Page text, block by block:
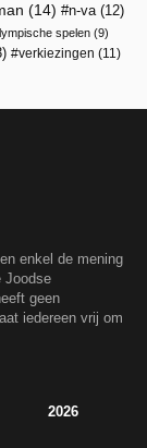
(14) n-va (12)
spelen (9)
verkiezingen (11)
enkel de mening
Joodse
geen
iedereen vrij om
2026